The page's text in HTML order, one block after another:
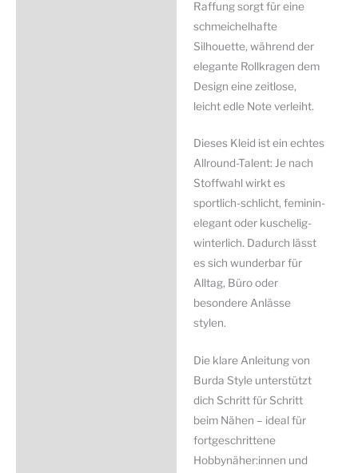
Raffung sorgt für eine
schmeichelhafte
Silhouette, während der
elegante Rollkragen dem
Design eine zeitlose,
leicht edle Note verleiht.
Dieses Kleid ist ein echtes
Allround-Talent: Je nach
Stoffwahl wirkt es
sportlich-schlicht, feminin-
elegant oder kuschelig-
winterlich. Dadurch lässt
es sich wunderbar für
Alltag, Büro oder
besondere Anlässe
stylen.
Die klare Anleitung von
Burda Styleunterstützt
dich Schritt für Schritt
beim Nähen – ideal für
fortgeschrittene
Hobbynäher:innen und